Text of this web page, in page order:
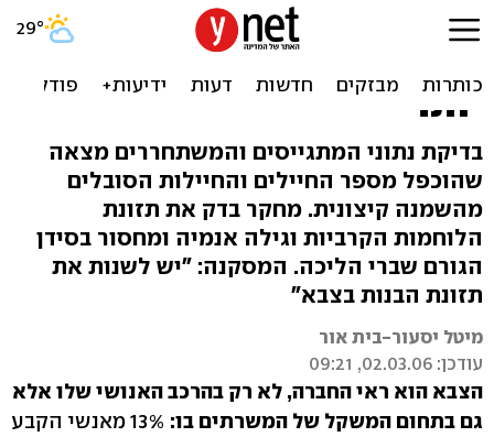
חיילי צה"ל: מתגייסים
שמנים, משתחררים שמנים
יותר
בדיקת נתוני המתגייסים והמשתחררים מצאה
שהוכפל מספר החיילים והחיילות הסובלים
מהשמנה קיצונית. מחקר בדק את תזונת
הלוחמות הקרביות וגילה אנמיה ומחסור בסידן
הגורם שברי הליכה. המסקנה: "יש לשנות את
תזונת הבנות בצבא"
מיטל יסעור-בית אור
עודכן: 02.03.06, 09:21
הצבא הוא ראי החברה, לא רק בהרכב האנושי שלו אלא
גם בתחום המשקל של המשרתים בו:
13% מאנשי הקבע